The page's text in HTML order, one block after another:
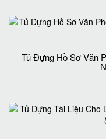
Tủ Đựng Hồ Sơ Văn